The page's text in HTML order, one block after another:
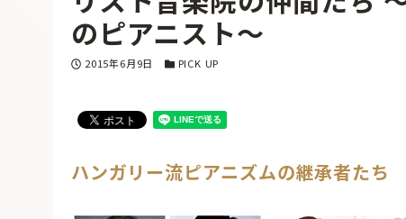
古楽とその
無料ライブ
あ
のピアニスト〜
投稿日
2015年6月9日 カテゴリー
PICK UP
ハンガリー流ピアニズムの継承者たち